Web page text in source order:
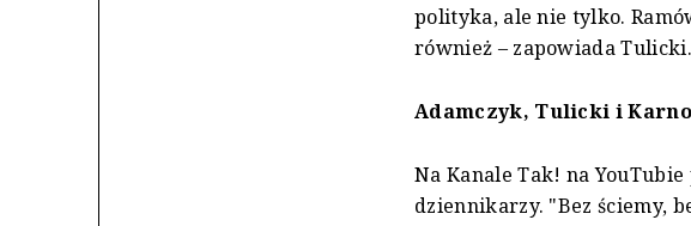
polityka, ale nie tylko.
również – zapowiada Tulicki.
Adamczyk, Tulicki i
Na Kanale Tak! na
dziennikarzy. "Bez ściemy,